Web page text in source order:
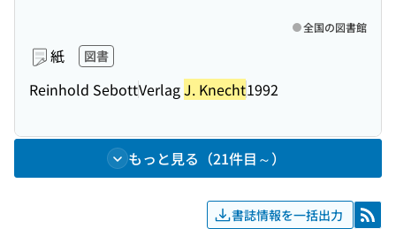
紙 図書
Reinhold SebottVerlagJ. Knecht1992
全国の図書館
もっと見る（21件目～）
書誌情報を一括出力 RSS